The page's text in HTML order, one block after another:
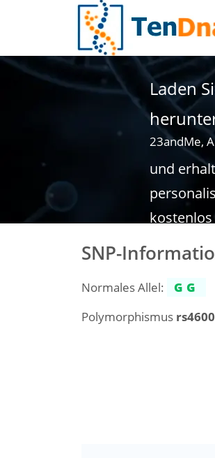
Laden
23andMe,
und
SNP-
Normales Allel:
GG
Polymorphismus